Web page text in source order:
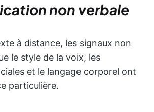
non verbale
à distance, les signaux non
le style de la voix, les
et le langage corporel ont
particulière.